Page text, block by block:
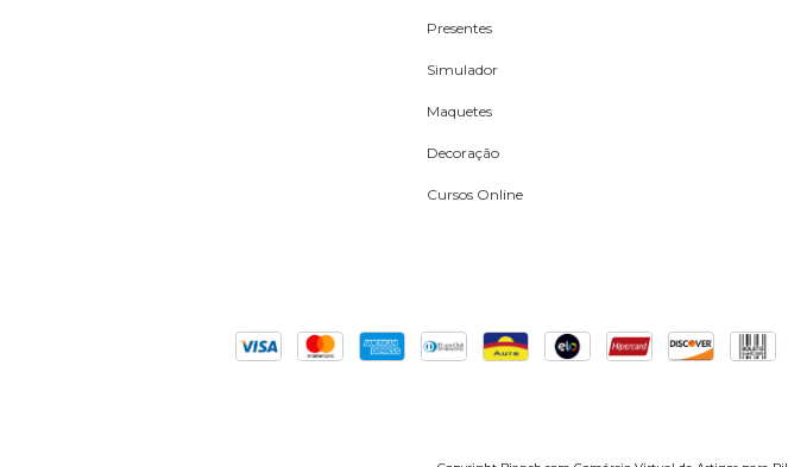
Presentes
Simulador
Maquetes
Decoração
Cursos Online